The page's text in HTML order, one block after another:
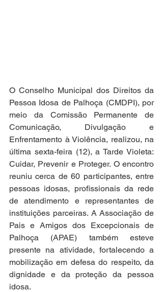
O Conselho Municipal dos Direitos da
Pessoa Idosa de Palhoça (CMDPI), por
meio da Comissão Permanente de
Comunicação, Divulgação e
Enfrentamento à Violência, realizou, na
última sexta-feira (12), a Tarde Violeta:
Cuidar, Prevenir e Proteger. O encontro
reuniu cerca de 60 participantes, entre
pessoas idosas, profissionais da rede
de atendimento e representantes de
instituições parceiras. A Associação de
Pais e Amigos dos Excepcionais de
Palhoça (APAE) também esteve
presente na atividade, fortalecendo a
mobilização em defesa do respeito, da
dignidade e da proteção da pessoa
idosa.